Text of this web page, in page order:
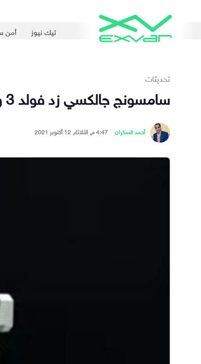
تيك نيوز أمن
تحديثات
سامسونج جالكسي زد فولد 3 و جالكسي زد فليب 3 يخضعان لاختبارات متانة قوي من الشركة
أحمد السكران 4:47 م, الثلاثاء, 12 أكتوبر 2021